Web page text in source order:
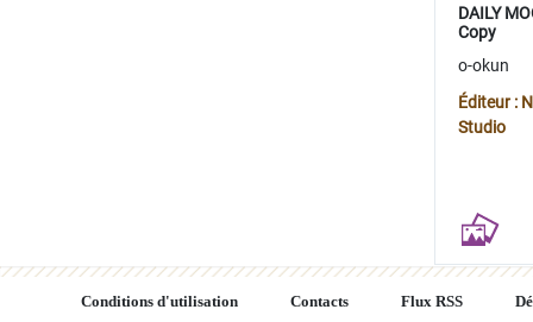
DAILY
Copy
o-okun
Éditeur :
Studio
Conditions d'utilisation Contacts Flux RSS